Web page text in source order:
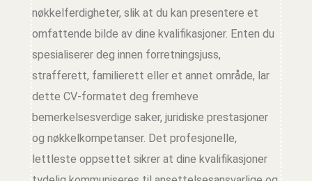
nøkkelferdigheter, slik at du kan presentere et
omfattende bilde av dine kvalifikasjoner. Enten du
spesialiserer deg innen forretningsjuss,
strafferett, familierett eller et annet område, lar
dette CV-formatet deg fremheve
bemerkelsesverdige saker, juridiske prestasjoner
og nøkkelkompetanser. Det profesjonelle,
lettleste oppsettet sikrer at dine kvalifikasjoner